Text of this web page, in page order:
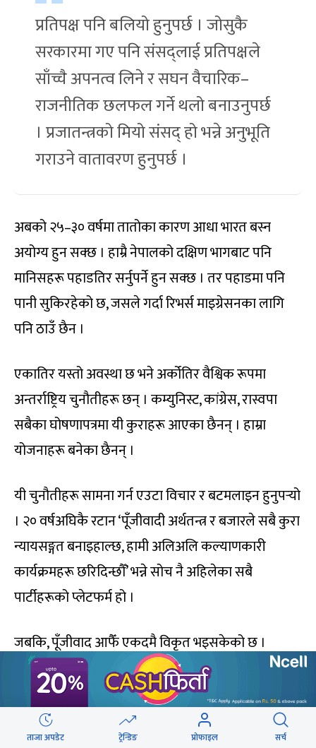
प्रतिपक्ष पनि बलियो हुनुपर्छ । जोसुकै
सरकारमा गए पनि संसद्लाई प्रतिपक्षले
साँच्चै अपनत्व लिने र सघन वैचारिक–
राजनीतिक छलफल गर्ने थलो बनाउनुपर्छ
। प्रजातन्त्रको मियो संसद् हो भन्ने अनुभूति
गराउने वातावरण हुनुपर्छ ।
अबको २५–३० वर्षमा तातोका कारण आधा भारत बस्न
अयोग्य हुन सक्छ । हाम्रै नेपालको दक्षिण भागबाट पनि
मानिसहरू पहाडतिर सर्नुपर्ने हुन सक्छ । तर पहाडमा पनि
पानी सुकिरहेको छ, जसले गर्दा रिभर्स माइग्रेसनका लागि
पनि ठाउँ छैन ।
एकातिर यस्तो अवस्था छ भने अर्कोतिर वैश्विक रूपमा
अन्तर्राष्ट्रिय चुनौतीहरू छन् । कम्युनिस्ट, कांग्रेस, रास्वपा
सबैका घोषणापत्रमा यी कुराहरू आएका छैनन् । हाम्रा
योजनाहरू बनेका छैनन् ।
यी चुनौतीहरू सामना गर्न एउटा विचार र बटमलाइन हुनुपर्‍यो
। २० वर्षअघिकै रटान ‘पूँजीवादी अर्थतन्त्र र बजारले सबै कुरा
न्यायसङ्गत बनाइहाल्छ, हामी अलिअलि कल्याणकारी
कार्यक्रमहरू छरिदिन्छौँ’ भन्ने सोच नै अहिलेका सबै
पार्टीहरूको प्लेटफर्म हो ।
जबकि, पूँजीवाद आफैँ एकदमै विकृत भइसकेको छ ।
पूँजीवादलाई इलन मस्क, पिटर थिल र पालेन्टिर जस्ता व्यक्ति
र संस्थाहरूले निल्दै छन् । अहिले इरानमा लडाइँ भइरहेको
छ, यत्रो मान्छे मरिरहँदा पनि मिडिया चुप छ । नरसंहार हुँदा
ताजा अपडेट ट्रेन्डिङ प्रोफाइल सर्च